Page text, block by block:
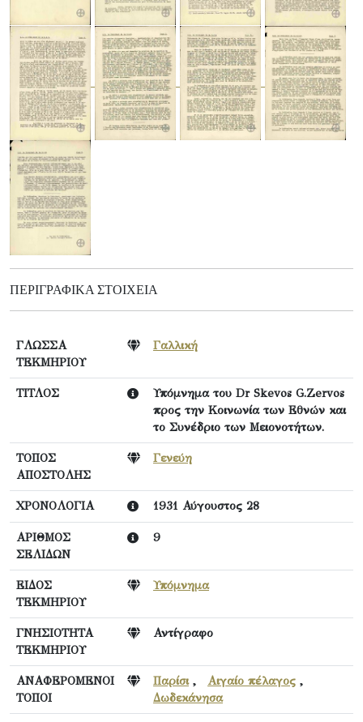
ΠΕΡΙΓΡΑΦΙΚΆ ΣΤΟΙΧΕΊΑ
ΓΛΩΣΣΑ
ΤΕΚΜΗΡΙΟΥ
Γαλλική
ΤΙΤΛΟΣ
Υπόμνημα του Dr Skevos G.Zervos
προς την Κοινωνία των Εθνών και
το Συνέδριο των Μειονοτήτων.
ΤΟΠΟΣ
ΑΠΟΣΤΟΛΗΣ
Γενεύη
ΧΡΟΝΟΛΟΓΙΑ 1931 Αύγουστος 28
ΑΡΙΘΜΟΣ
ΣΕΛΙΔΩΝ
9
ΕΙΔΟΣ
ΤΕΚΜΗΡΙΟΥ
Υπόμνημα
ΓΝΗΣΙΟΤΗΤΑ
ΤΕΚΜΗΡΙΟΥ
Αντίγραφο
ΑΝΑΦΕΡΟΜΕΝΟΙ
ΤΟΠΟΙ
Παρίσι, Αιγαίο πέλαγος ,
Δωδεκάνησα